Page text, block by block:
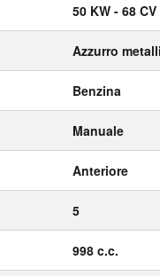
50 KW - 68 CV
Azzurro
Benzina
Manuale
Anteriore
5
998 c.c.